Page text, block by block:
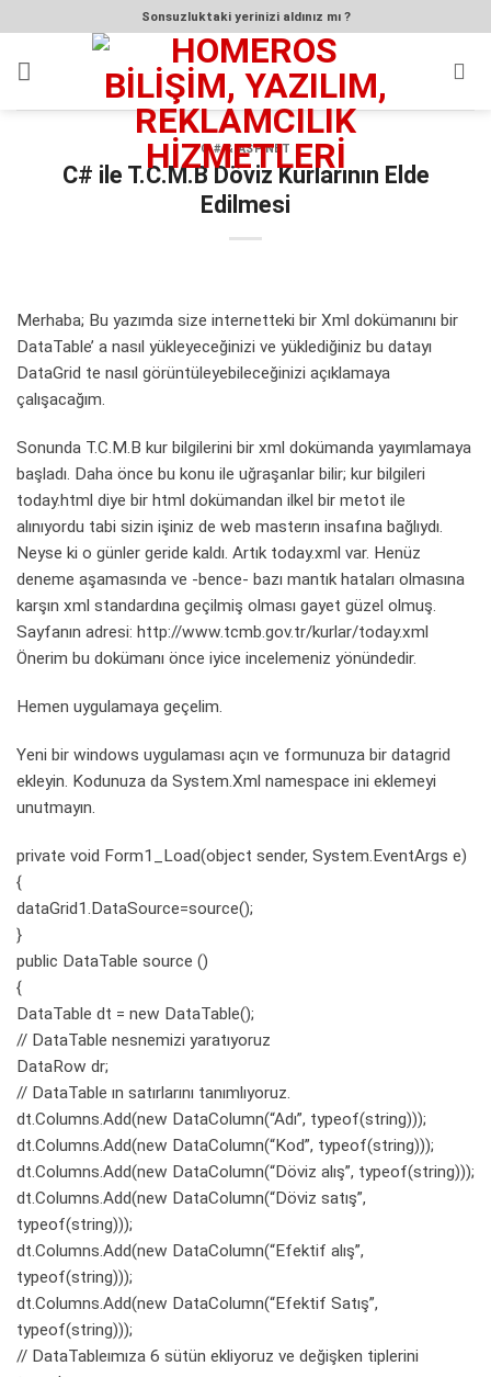
atla
Sonsuzluktaki yerinizi aldınız mı ?
C # & ASP.NET
C# ile T.C.M.B Döviz Kurlarının Elde
Edilmesi
Merhaba; Bu yazımda size internetteki bir Xml dokümanını bir
DataTable’ a nasıl yükleyeceğinizi ve yüklediğiniz bu datayı
DataGrid te nasıl görüntüleyebileceğinizi açıklamaya
çalışacağım.
Sonunda T.C.M.B kur bilgilerini bir xml dokümanda yayımlamaya
başladı. Daha önce bu konu ile uğraşanlar bilir; kur bilgileri
today.html diye bir html dokümandan ilkel bir metot ile
alınıyordu tabi sizin işiniz de web masterın insafına bağlıydı.
Neyse ki o günler geride kaldı. Artık today.xml var. Henüz
deneme aşamasında ve -bence- bazı mantık hataları olmasına
karşın xml standardına geçilmiş olması gayet güzel olmuş.
Sayfanın adresi: http://www.tcmb.gov.tr/kurlar/today.xml
Önerim bu dokümanı önce iyice incelemeniz yönündedir.
Hemen uygulamaya geçelim.
Yeni bir windows uygulaması açın ve formunuza bir datagrid
ekleyin. Kodunuza da System.Xml namespace ini eklemeyi
unutmayın.
private void Form1_Load(object sender, System.EventArgs e)
{
dataGrid1.DataSource=source();
}
public DataTable source ()
{
DataTable dt = new DataTable();
// DataTable nesnemizi yaratıyoruz
DataRow dr;
// DataTable ın satırlarını tanımlıyoruz.
dt.Columns.Add(new DataColumn(“Adı”, typeof(string)));
dt.Columns.Add(new DataColumn(“Kod”, typeof(string)));
dt.Columns.Add(new DataColumn(“Döviz alış”, typeof(string)));
dt.Columns.Add(new DataColumn(“Döviz satış”,
typeof(string)));
dt.Columns.Add(new DataColumn(“Efektif alış”,
typeof(string)));
dt.Columns.Add(new DataColumn(“Efektif Satış”,
typeof(string)));
// DataTableımıza 6 sütün ekliyoruz ve değişken tiplerini